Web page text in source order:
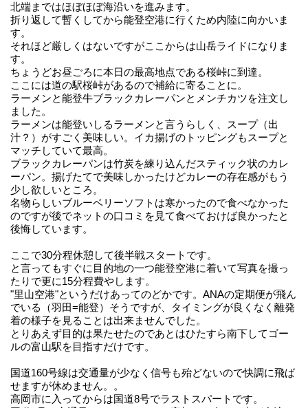
北端まではほぼほぼ海沿いを進みます。
折り返して暫くしてから能登空港に行くため内陸に向かいま
す。
それほど厳しくはないですがここからは山岳ライドになりま
す。
ちょうどお昼ごろに本日の最高地点である桜峠に到達。
ここには道の駅桜峠があるので補給に寄ることに。
ラーメンと能登牛ブラックカレーパンとメンチカツを注文し
ました。
ラーメンは能登いしるラーメンと言うらしく、スープ（出
汁？）がすごく美味しい。イカ揚げのトッピングもスープと
マッチしていて最高。
ブラックカレーパンは竹炭を練り込んだスティック状のカレ
ーパン。揚げたてで美味しかったけどカレーの存在感がもう
少し欲しいところ。
名物らしいブルーベリーソフトは寒かったので食べなかった
のですが後でネットの口コミを見て食べておけば良かったと
後悔しています。
ここで30分程休憩して後半戦スタートです。
と言ってもすぐに目的地の一つ能登空港に着いて写真を撮っ
たりで更に15分程費やします。
"里山空港"というだけあってのどかです。ANAの定期便が飛ん
でいる（羽田=能登）そうですが、タイミングが良くなく離発
着の様子を見ることは出来ませんでした。
とりあえず目的は果たせたのであとはひたすら南下してゴー
ルの富山駅を目指すだけです。
国道160号線は交通量が少なく信号も殆どないので快調に飛ば
せますが休めません。。
高岡市に入ってからは国道8号でラストスパートです。